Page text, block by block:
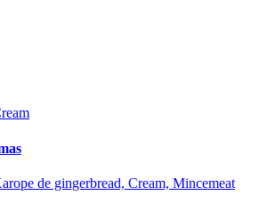
de gingerbread, Cream, Mincemeat